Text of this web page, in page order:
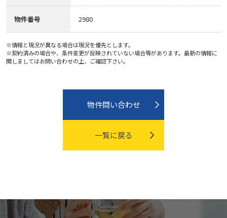
物件番号 2980
※情報と現況が異なる場合は現況を優先とします。
※契約済みの場合や、条件変更が反映されていない場合等があります。最新の情報に
関しましてはお問い合わせの上、ご確認下さい。
物件問い合わせ
一覧に戻る